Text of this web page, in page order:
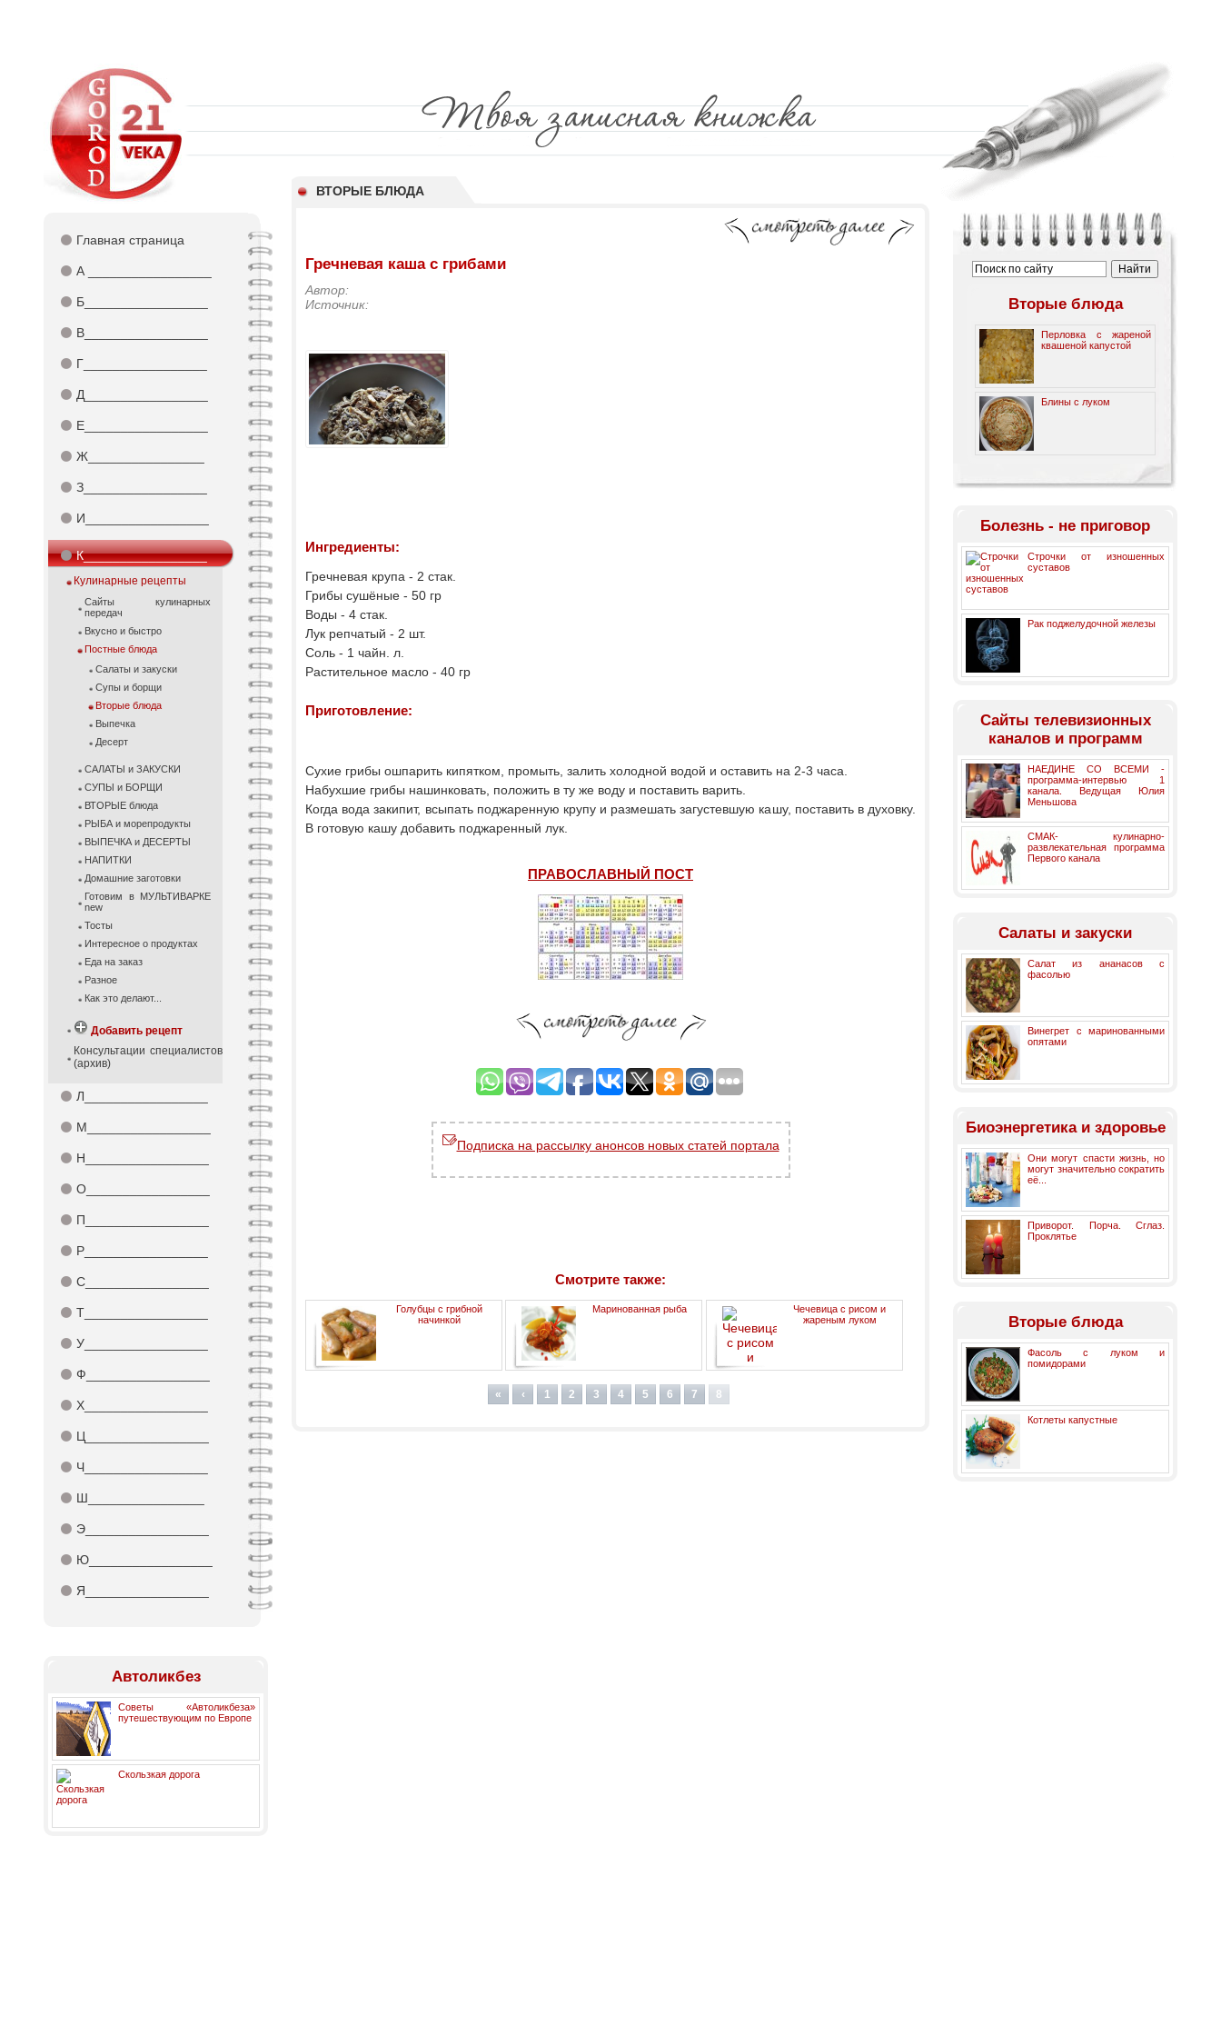
ВТОРЫЕ БЛЮДА
⚫ Главная страница
⚫ А _________________
⚫ Б_________________
⚫ В_________________
⚫ Г_________________
⚫ Д_________________
⚫ Е_________________
⚫ Ж________________
⚫ З_________________
⚫ И_________________
⚫К_________________
Кулинарные рецепты
Сайты кулинарных
передач
Вкусно и быстро
Постные блюда
Салаты и закуски
Супы и борщи
Вторые блюда
Выпечка
Десерт
САЛАТЫ и ЗАКУСКИ
СУПЫ и БОРЩИ
ВТОРЫЕ блюда
РЫБА и морепродукты
ВЫПЕЧКА и ДЕСЕРТЫ
НАПИТКИ
Домашние заготовки
Готовим в МУЛЬТИВАРКЕ
new
Тосты
Интересное о продуктах
Еда на заказ
Разное
Как это делают...
Добавить рецепт
Консультации специалистов
(архив)
⚫ Л_________________
⚫ М_________________
⚫ Н_________________
⚫ О_________________
⚫ П_________________
⚫ Р_________________
⚫ С_________________
⚫ Т_________________
⚫ У_________________
⚫ Ф_________________
⚫ Х_________________
⚫ Ц_________________
⚫ Ч_________________
⚫ Ш________________
⚫ Э_________________
⚫ Ю_________________
⚫ Я_________________
Автоликбез
Советы «Автоликбеза»
путешествующим по Европе
Скользкая дорога
Гречневая каша с грибами
Автор:
Источник:
Ингредиенты:
Гречневая крупа - 2 стак.
Грибы сушёные - 50 гр
Воды - 4 стак.
Лук репчатый - 2 шт.
Соль - 1 чайн. л.
Растительное масло - 40 гр
Приготовление:
Сухие грибы ошпарить кипятком, промыть, залить холодной водой и оставить на 2-3 часа.
Набухшие грибы нашинковать, положить в ту же воду и поставить варить.
Когда вода закипит, всыпать поджаренную крупу и размешать загустевшую кашу, поставить в духовку.
В готовую кашу добавить поджаренный лук.
ПРАВОСЛАВНЫЙ ПОСТ
Подписка на рассылку анонсов новых статей портала
Смотрите также:
Голубцы с грибной
начинкой
Маринованная рыба
Чечевица с рисом и
жареным луком
« ‹ 1 2 3 4 5 6 7 8
Вторые блюда
Перловка с жареной
квашеной капустой
Блины с луком
Болезнь - не приговор
Строчки от изношенных
суставов
Рак поджелудочной железы
Cайты телевизионных
каналов и программ
НАЕДИНЕ СО ВСЕМИ -
программа-интервью 1
канала. Ведущая Юлия
Меньшова
СМАК- кулинарно-
развлекательная программа
Первого канала
Салаты и закуски
Салат из ананасов с
фасолью
Винегрет с маринованными
опятами
Биоэнергетика и здоровье
Они могут спасти жизнь, но
могут значительно сократить
её...
Приворот. Порча. Сглаз.
Проклятье
Вторые блюда
Фасоль с луком и
помидорами
Котлеты капустные